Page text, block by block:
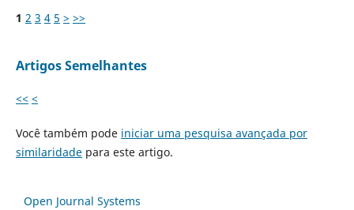
1 2 3 4 5 > >>
Artigos Semelhantes
<< <
Você também pode iniciar uma pesquisa avançada por
similaridadepara este artigo.
Open Journal Systems